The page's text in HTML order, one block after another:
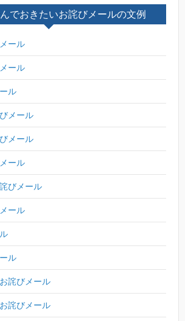
でおきたいお詫びメールの文例
ール
ール
ル
メール
メール
ール
びメール
ール
ル
詫びメール
詫びメール